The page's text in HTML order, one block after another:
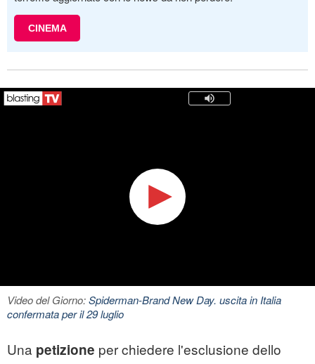
CINEMA
Video del Giorno:Spiderman-Brand New Day. uscita in Italia
confermata per il 29 luglio
Una petizione per chiedere l'esclusione dello